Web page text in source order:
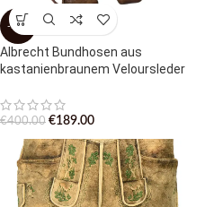
-53%
Albrecht Bundhosen aus
kastanienbraunem Veloursleder
€400.00 €189.00